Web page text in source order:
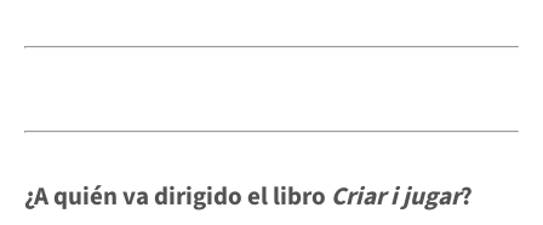
¿A quién va dirigido el libro Criar i jugar?